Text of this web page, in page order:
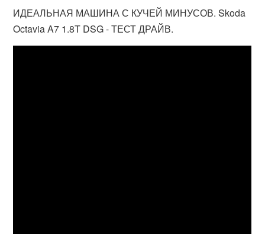
ИДЕАЛЬНАЯ МАШИНА С КУЧЕЙ МИНУСОВ. Skoda
Octavia A7 1.8T DSG - ТЕСТ ДРАЙВ.